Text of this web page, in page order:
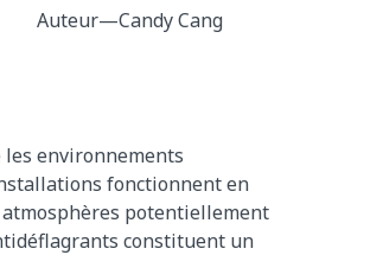
environnements
fonctionnent en
potentiellement
constituent un